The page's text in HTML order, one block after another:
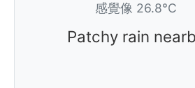
感覺像 26.8°C
Patchy rain